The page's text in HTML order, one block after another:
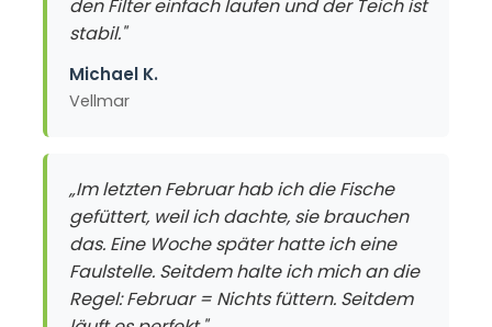
den Filter einfach laufen und der Teich ist
stabil."
Michael K.
Vellmar
„Im letzten Februar hab ich die Fische
gefüttert, weil ich dachte, sie brauchen
das. Eine Woche später hatte ich eine
Faulstelle. Seitdem halte ich mich an die
Regel: Februar = Nichts füttern. Seitdem